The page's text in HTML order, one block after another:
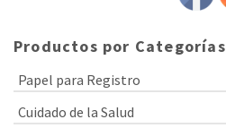
Productos por Categorías
Papel para Registro
Cuidado de la Salud